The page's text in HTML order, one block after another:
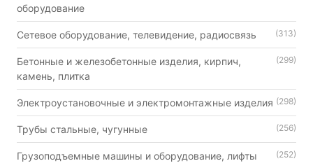
оборудование
Сетевое оборудование, телевидение, радиосвязь (313)
Бетонные и железобетонные изделия, кирпич,
камень, плитка
(299)
Электроустановочные и электромонтажные изделия (298)
Трубы стальные, чугунные (256)
Грузоподъемные машины и оборудование, лифты (252)